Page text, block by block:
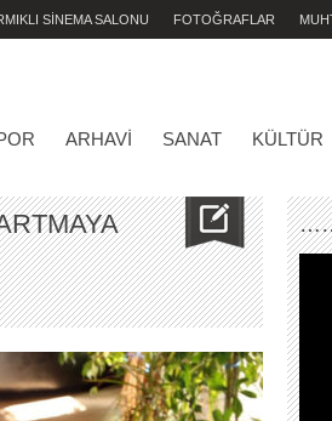
SİNEMA SALONU FOTOĞRAFLAR
ARHAVI SANAT KÜLTÜR